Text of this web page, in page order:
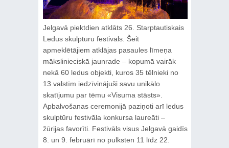
Jelgavā piektdien atklāts 26. Starptautiskais
Ledus skulptūru festivāls. Šeit
apmeklētājiem atklājas pasaules līmeņa
mākslinieciskā jaunrade – kopumā vairāk
nekā 60 ledus objekti, kuros 35 tēlnieki no
13 valstīm iedzīvinājuši savu unikālo
skatījumu par tēmu «Visuma stāsts».
Apbalvošanas ceremonijā paziņoti arī ledus
skulptūru festivāla konkursa laureāti –
žūrijas favorīti. Festivāls visus Jelgavā gaidīs
8. un 9. februārī no pulksten 11 līdz 22.